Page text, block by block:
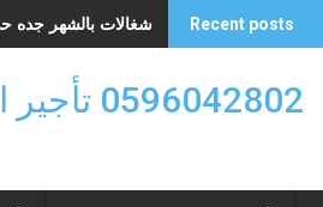
Recent posts شغالات بالشهر جده حى
0596042802 تأجير العماله المنزليه بالساعه والشهر بالرياض